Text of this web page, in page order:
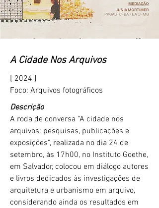
A Cidade Nos Arquivos
[ 2024 ]
Foco: Arquivos fotográficos
Descrição
A roda de conversa “A cidade nos
arquivos: pesquisas, publicações e
exposições”, realizada no dia 24 de
setembro, às 17h00, no Instituto Goethe,
em Salvador, colocou em diálogo autores
e livros dedicados às investigações de
arquitetura e urbanismo em arquivo,
considerando ainda os resultados em